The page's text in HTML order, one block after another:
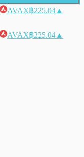
AVAX฿225.04 ▲
AVAX฿225.04 ▲